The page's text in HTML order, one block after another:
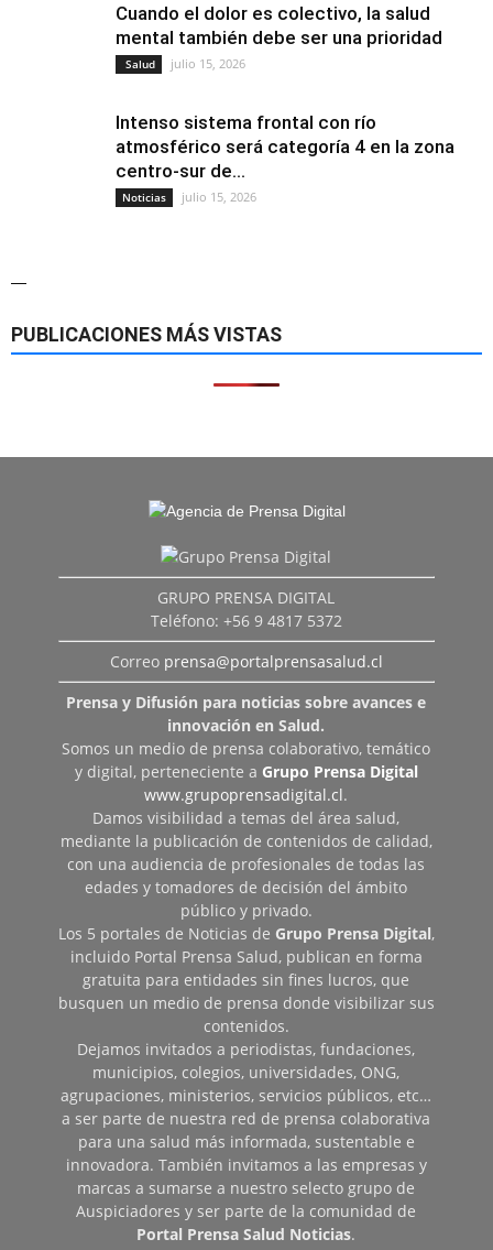
Cuando el dolor es colectivo, la salud
mental también debe ser una prioridad
Salud julio 15, 2026
Intenso sistema frontal con río
atmosférico será categoría 4 en la zona
centro-sur de...
Noticias julio 15, 2026
—
PUBLICACIONES MÁS VISTAS
GRUPO PRENSA DIGITAL
Teléfono: +56 9 4817 5372
Correo prensa@portalprensasalud.cl
Prensa y Difusión para noticias sobre avances e
innovación en Salud.
Somos un medio de prensa colaborativo, temático
y digital, perteneciente a Grupo Prensa Digital
www.grupoprensadigital.cl.
Damos visibilidad a temas del área salud,
mediante la publicación de contenidos de calidad,
con una audiencia de profesionales de todas las
edades y tomadores de decisión del ámbito
público y privado.
Los 5 portales de Noticias de Grupo Prensa Digital,
incluido Portal Prensa Salud, publican en forma
gratuita para entidades sin fines lucros, que
busquen un medio de prensa donde visibilizar sus
contenidos.
Dejamos invitados a periodistas, fundaciones,
municipios, colegios, universidades, ONG,
agrupaciones, ministerios, servicios públicos, etc…
a ser parte de nuestra red de prensa colaborativa
para una salud más informada, sustentable e
innovadora. También invitamos a las empresas y
marcas a sumarse a nuestro selecto grupo de
Auspiciadores y ser parte de la comunidad de
Portal Prensa Salud Noticias.